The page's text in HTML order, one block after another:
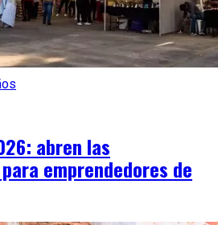
abren las
emprendedores de